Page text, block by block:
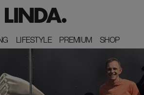
LIFESTYLE
LIFESTYLE PREMIUM
PREMIUM SHOP
SHOP